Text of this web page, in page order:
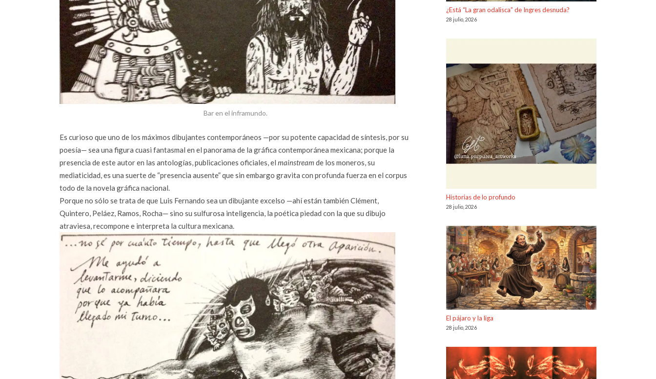
Bar en el inframundo.
Es curioso que uno de los máximos dibujantes contemporáneos —por su potente capacidad de síntesis, por su
poesía— sea una figura cuasi fantasmal en el panorama de la gráfica contemporánea mexicana; porque la
presencia de este autor en las antologías, publicaciones oficiales, el mainstream de los moneros, su
mediaticidad, es una suerte de “presencia ausente” que sin embargo gravita con profunda fuerza en el corpus
todo de la novela gráfica nacional.
Porque no sólo se trata de que Luis Fernando sea un dibujante excelso —ahí están también Clément,
Quintero, Peláez, Ramos, Rocha— sino su sulfurosa inteligencia, la poética piedad con la que su dibujo
atraviesa, recompone e interpreta la cultura mexicana.
¿Está “La gran odalisca” de Ingres desnuda?
28 julio, 2026
Historias de lo profundo
28 julio, 2026
El pájaro y la liga
28 julio, 2026